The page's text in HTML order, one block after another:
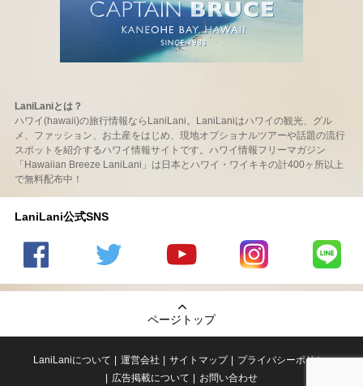
LaniLaniとは？
ハワイ(hawaii)の旅行情報ならLaniLani。LaniLaniはハワイの観光、グル
メ、ファッション、お土産をはじめ、現地オプショナルツアーや話題の流行
スポットを紹介するハワイ情報サイトです。ハワイ情報フリーマガジン
「Hawaiian Breeze LaniLani」は日本とハワイ・ワイキキの計400ヶ所以上
で無料配布中！
LaniLani公式SNS
の
のtwitter
の
Youtube
チャンネ
LaniLani
LaniLani
ページトップ
LaniLaniについて 運営会社 サイトマップ
プライバシーポリシー
広告掲載について
お問い合わせ